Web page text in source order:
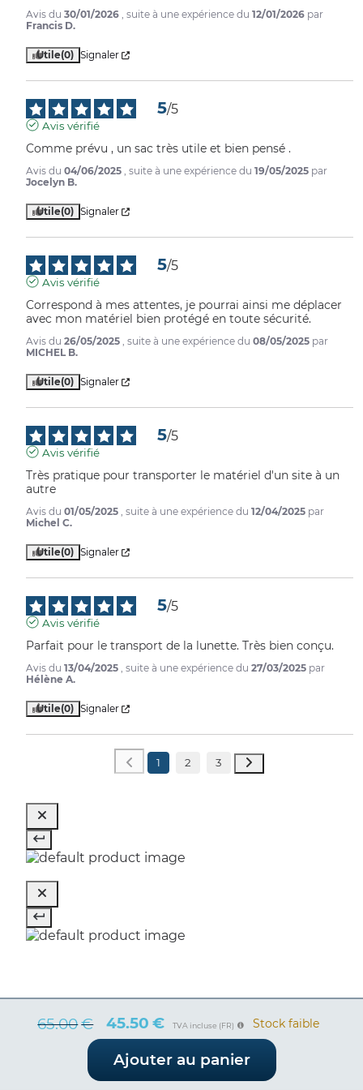
Avis du30/01/2026 , suite à une expérience du12/01/2026 par
Francis D.
Utile(0) Signaler
5/5
Avis vérifié
Comme prévu , un sac très utile et bien pensé .
Avis du04/06/2025 , suite à une expérience du19/05/2025 par
Jocelyn B.
Utile(0) Signaler
5/5
Avis vérifié
Correspond à mes attentes, je pourrai ainsi me déplacer
avec mon matériel bien protégé en toute sécurité.
Avis du26/05/2025 , suite à une expérience du08/05/2025 par
MICHEL B.
Utile(0) Signaler
5/5
Avis vérifié
Très pratique pour transporter le matériel d'un site à un
autre
Avis du01/05/2025 , suite à une expérience du12/04/2025 par
Michel C.
Utile(0) Signaler
5/5
Avis vérifié
Parfait pour le transport de la lunette. Très bien conçu.
Avis du13/04/2025 , suite à une expérience du27/03/2025 par
Hélène A.
Utile(0) Signaler
1 2 3
65.00€
Le
prix
45.50 € TVA incluse (FR)
Le
prix
Stock faible
Ajouter au panier